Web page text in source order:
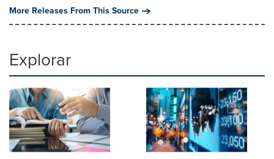
More Releases From This Source
Explorar